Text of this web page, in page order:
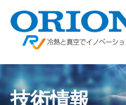
技術情報